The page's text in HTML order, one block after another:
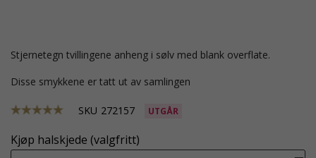
stjernetegn tvillingene anheng i sølv med blank overflate.
Disse smykkene er tatt ut av samlingen
SKU 272157 UTGÅR
Kjøp halskjede (valgfritt)